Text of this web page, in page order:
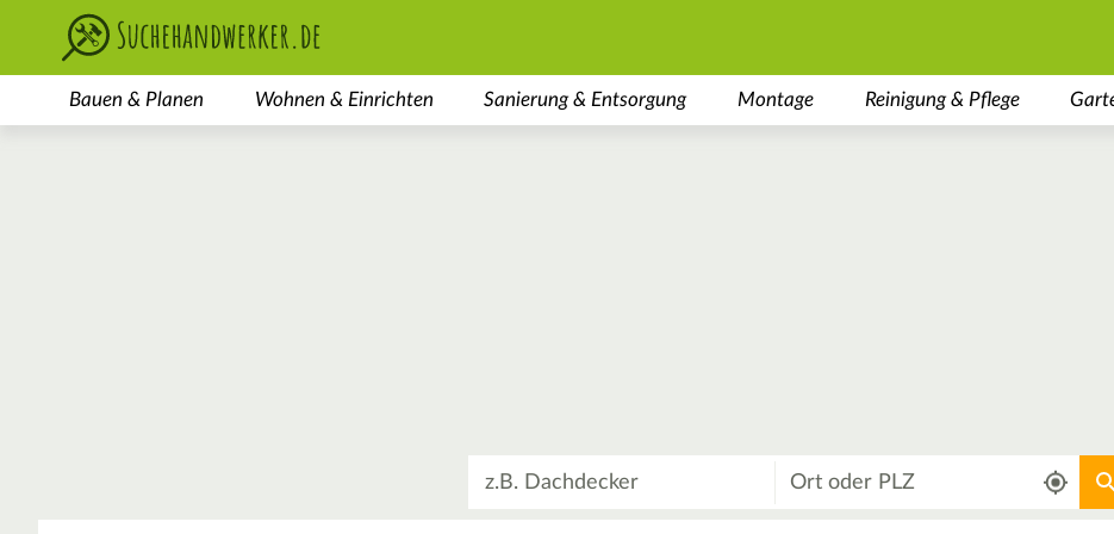
Bauen & Planen Wohnen & Einrichten Sanierung & Entsorgung Montage Reinigung & Pflege